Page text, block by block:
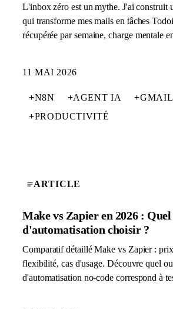
L'inbox zéro est un mythe. J'ai construit
qui transforme mes mails en tâches
récupérée par semaine, charge mentale
11 MAI 2026
+N8N +AGENT IA +GMAIL
+PRODUCTIVITÉ
ARTICLE
Make vs Zapier en 2026 :
d'automatisation choisir ?
Comparatif détaillé Make vs Zapier :
flexibilité, cas d'usage. Découvre quel
d'automatisation no-code correspond à